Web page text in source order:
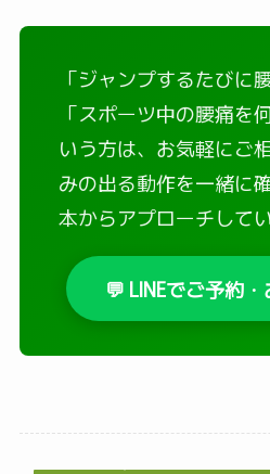
「ジャンプするたびに
「スポーツ中の腰痛を
いう方は、お気軽にご
みの出る動作を一緒に
本からアプローチして
💬 LINEでご予約